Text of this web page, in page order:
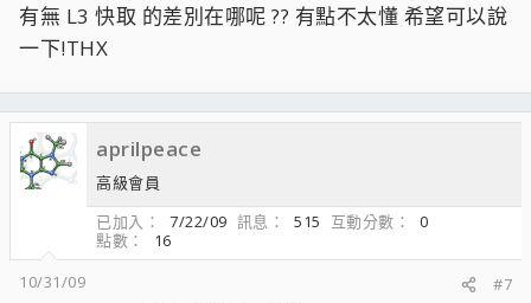
有無 L3 快取 的差別在哪呢 ?? 有點不太懂 希望可以說
一下!THX
aprilpeace
高級會員
已加入
7/22/09 訊息 515 互動分數
0
點數
16
10/31/09
#7